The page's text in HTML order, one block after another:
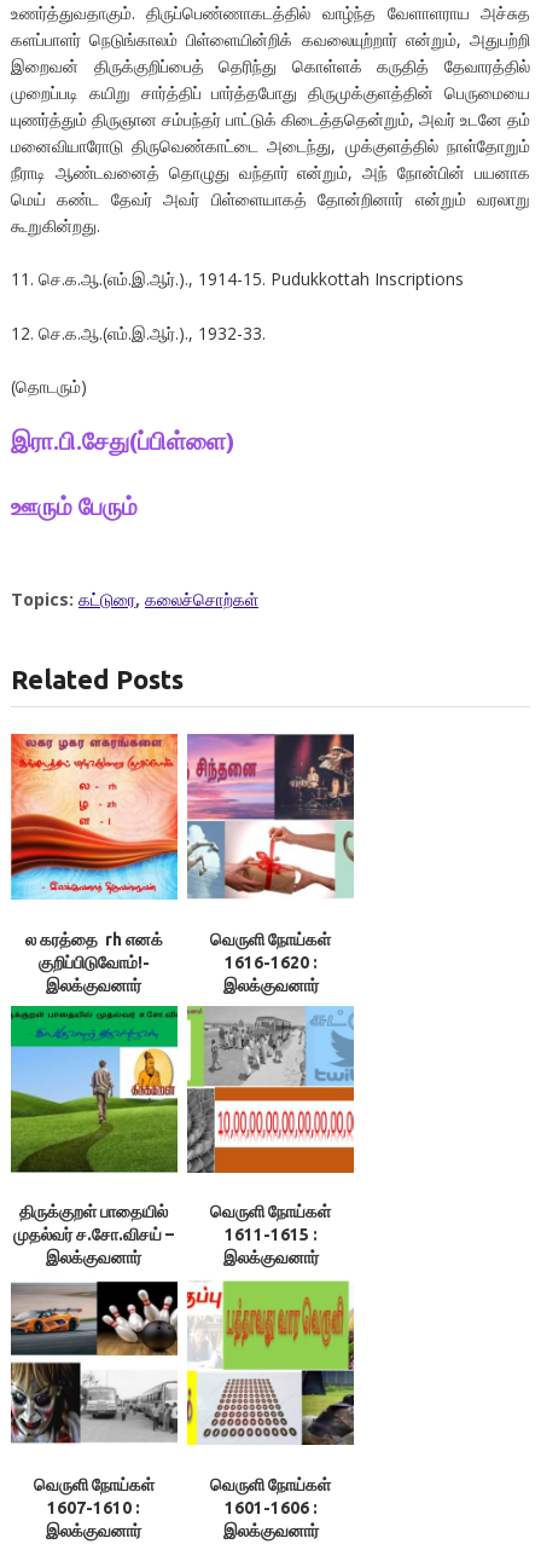
உணர்த்துவதாகும். திருப்பெண்ணாகடத்தில் வாழ்ந்த வேளாளராய அச்சுத
களப்பாளர் நெடுங்காலம் பிள்ளையின்றிக் கவலையுற்றார் என்றும், அதுபற்றி
இறைவன் திருக்குறிப்பைத் தெரிந்து கொள்ளக் கருதித் தேவாரத்தில்
முறைப்படி கயிறு சார்த்திப் பார்த்தபோது திருமுக்குளத்தின் பெருமையை
யுணர்த்தும் திருஞான சம்பந்தர் பாட்டுக் கிடைத்ததென்றும், அவர் உடனே தம்
மனைவியாரோடு திருவெண்காட்டை அடைந்து, முக்குளத்தில் நாள்தோறும்
நீராடி ஆண்டவனைத் தொழுது வந்தார் என்றும், அந் நோன்பின் பயனாக
மெய் கண்ட தேவர் அவர் பிள்ளையாகத் தோன்றினார் என்றும் வரலாறு
கூறுகின்றது.
11. செ.க.ஆ.(எம்.இ.ஆர்.)., 1914-15. Pudukkottah Inscriptions
12. செ.க.ஆ.(எம்.இ.ஆர்.)., 1932-33.
(தொடரும்)
இரா.பி.சேது(ப்பிள்ளை)
ஊரும் பேரும்
Topics: கட்டுரை, கலைச்சொற்கள்
Related Posts
ல கரத்தை rh எனக்
குறிப்பிடுவோம்!-
இலக்குவனார்
திருவள்ளுவன்
வெருளி நோய்கள்
1616-1620 :
இலக்குவனார்
திருவள்ளுவன்
திருக்குறள் பாதையில்
முதல்வர் ச.சோ.விசய் –
இலக்குவனார்
திருவள்ளுவன்
வெருளி நோய்கள்
1611-1615 :
இலக்குவனார்
திருவள்ளுவன்
வெருளி நோய்கள்
1607-1610 :
இலக்குவனார்
வெருளி நோய்கள்
1601-1606 :
இலக்குவனார்